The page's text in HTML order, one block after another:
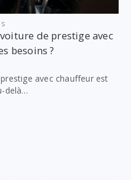
de prestige avec
besoins ?
avec chauffeur est
delà…